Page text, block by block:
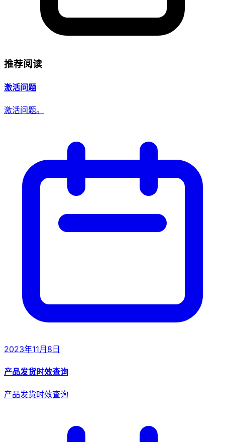
推荐阅读
激活问题
激活问题。
2023年11月8日
产品发货时效查询
产品发货时效查询